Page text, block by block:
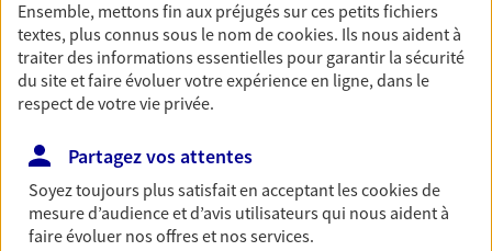
18:00 (sur rendez-vous)
06 11 90 42 93
VOIR NOTRE SITE WEB
N° Orias * (orias.fr) : 25010240
Ensemble, mettons fin aux préjugés sur ces petits fichiers
textes, plus connus sous le nom decookies. Ils nous aident à
traiter des informations essentielles pour garantir la sécurité
du site et faire évoluer votre expérience en ligne, dans le
respect de votre vie privée.
Partagez vos attentes
Soyez toujours plus satisfait en acceptant lescookiesde
mesure d’audience et d’avis utilisateurs qui nous aident à
faire évoluer nos offres et nos services.